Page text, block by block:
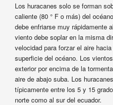
Los huracanes solo se forman
caliente (80 ° F o más) del
debe enfriarse muy rápidamente
viento debe soplar en la misma
velocidad para forzar el aire
superficie del océano. Los
exterior por encima de la
aire de abajo suba. Los
típicamente entre los 5 y 15
norte como al sur del ecuador.